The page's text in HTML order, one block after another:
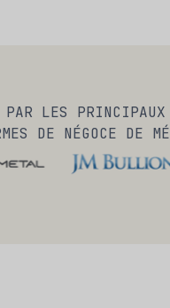
LES PRINCIPAUX
DE NÉGOCE DE